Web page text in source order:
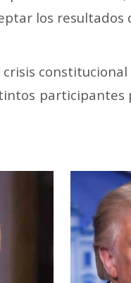
los resultados
participantes